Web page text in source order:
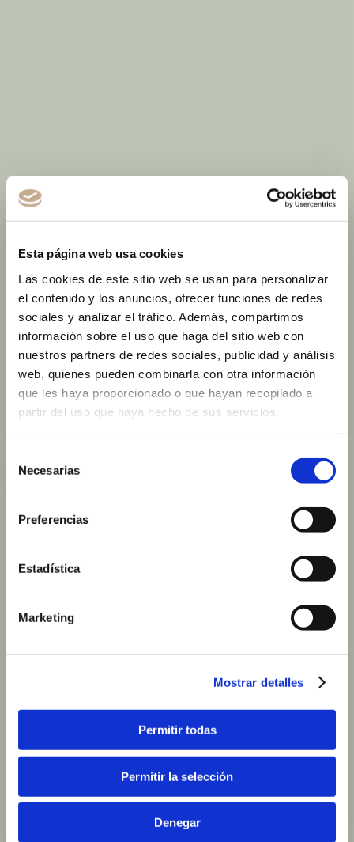
Esta página web usa cookies
Las cookies de este sitio web se usan para personalizar
el contenido y los anuncios, ofrecer funciones de redes
sociales y analizar el tráfico. Además, compartimos
información sobre el uso que haga del sitio web con
nuestros partners de redes sociales, publicidad y análisis
web, quienes pueden combinarla con otra información
que les haya proporcionado o que hayan recopilado a
partir del uso que haya hecho de sus servicios.
Necesarias
Preferencias
Estadística
Marketing
Mostrar detalles
Permitir todas
Permitir la selección
Denegar
ESTRABISMO